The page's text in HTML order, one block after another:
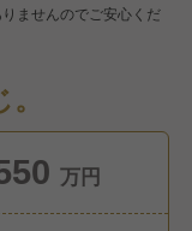
ませんのでご安心くだ
万円